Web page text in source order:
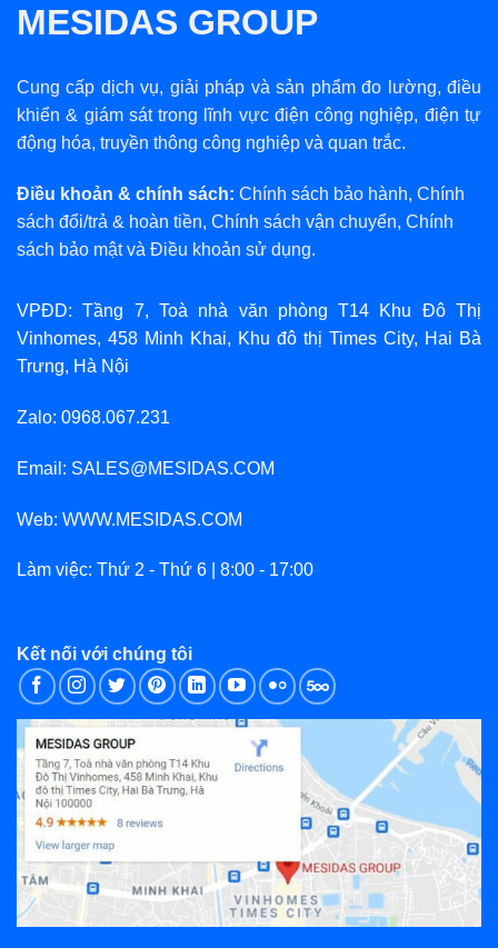
MESIDAS GROUP
Cung cấp dịch vụ, giải pháp và sản phẩm đo lường, điều
khiển & giám sát trong lĩnh vực điện công nghiệp, điện tự
động hóa, truyền thông công nghiệp và quan trắc.
Điều khoản & chính sách: Chính sách bảo hành, Chính
sách đổi/trả & hoàn tiền, Chính sách vận chuyển, Chính
sách bảo mậtvà Điều khoản sử dụng.
VPĐD: Tầng 7, Toà nhà văn phòng T14 Khu Đô Thị
Vinhomes, 458 Minh Khai, Khu đô thị Times City, Hai Bà
Trưng, Hà Nội
Zalo: 0968.067.231
Email: SALES@MESIDAS.COM
Web: WWW.MESIDAS.COM
Làm việc: Thứ 2 - Thứ 6 | 8:00 - 17:00
Kết nối với chúng tôi